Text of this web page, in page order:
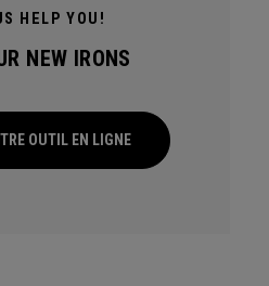
HELP YOU!
NEW IRONS
OUTIL EN LIGNE